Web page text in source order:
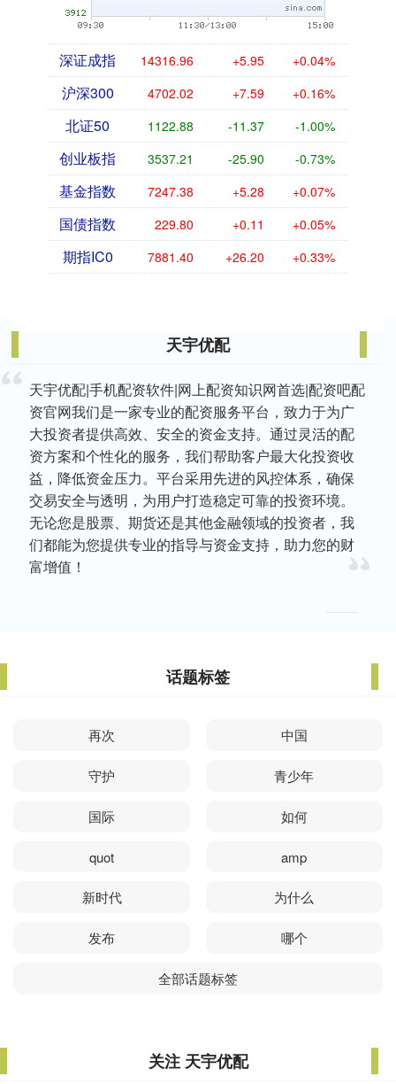
深证成指 14316.96 +5.95 +0.04%
沪深300 4702.02 +7.59 +0.16%
北证50 1122.88 -11.37 -1.00%
创业板指 3537.21 -25.90 -0.73%
基金指数 7247.38 +5.28 +0.07%
国债指数 229.80 +0.11 +0.05%
期指IC0 7881.40 +26.20 +0.33%
天宇优配
天宇优配|手机配资软件|网上配资知识网首选|配资吧配
资官网我们是一家专业的配资服务平台，致力于为广
大投资者提供高效、安全的资金支持。通过灵活的配
资方案和个性化的服务，我们帮助客户最大化投资收
益，降低资金压力。平台采用先进的风控体系，确保
交易安全与透明，为用户打造稳定可靠的投资环境。
无论您是股票、期货还是其他金融领域的投资者，我
们都能为您提供专业的指导与资金支持，助力您的财
富增值！
话题标签
再次 中国
守护 青少年
国际 如何
quot amp
新时代 为什么
发布 哪个
全部话题标签
关注 天宇优配